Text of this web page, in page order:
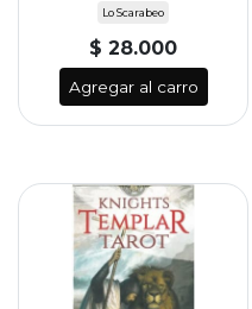
Lo Scarabeo
$ 28.000
Agregar al carro